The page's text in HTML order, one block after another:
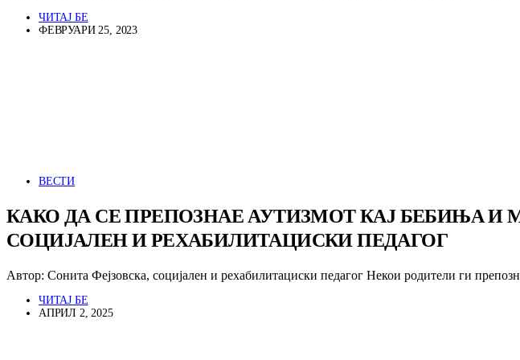
ЧИТАЈ БЕ
ФЕВРУАРИ 25, 2023
ВЕСТИ
КАКО ДА СЕ ПРЕПОЗНАЕ АУТИЗМОТ КАЈ БЕБИЊА И
СОЦИЈАЛЕН И РЕХАБИЛИТАЦИСКИ ПЕДАГОГ
Автор: Сонита Фејзовска, социјален и рехабилитациски педагог Некои родители ги
ЧИТАЈ БЕ
АПРИЛ 2, 2025